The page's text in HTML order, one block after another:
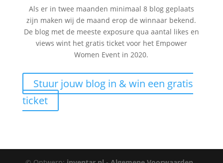
Als er in twee maanden minimaal 8 blog geplaats
zijn maken wij de maand erop de winnaar bekend.
De blog met de meeste exposure qua aantal likes en
views wint het gratis ticket voor het Empower
Women Event in 2020.
Stuur jouw blog in & win een gratis
ticket